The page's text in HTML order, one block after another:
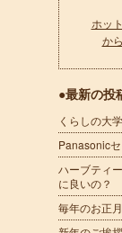
ホッ
か
●最新の投
くらしの大
Panasonic
ハーブティ
に良いの？
毎年のお正月